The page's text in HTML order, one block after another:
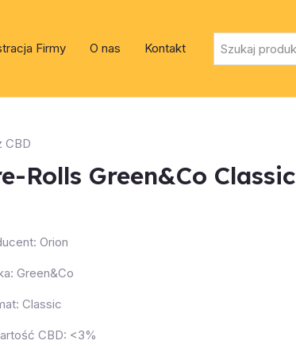
Firmy O nas Kontakt
CBD
Rolls Green&Co Classic
Orion
Green&Co
Classic
CBD: <3%